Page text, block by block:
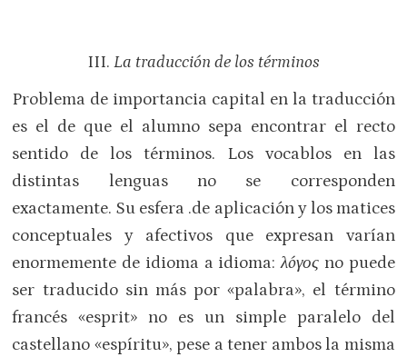
III. La traducción de los términos
Problema de importancia capital en la traducción
es el de que el alumno sepa encontrar el recto
sentido de los términos. Los vocablos en las
distintas lenguas no se corresponden
exactamente. Su esfera .de aplicación y los matices
conceptuales y afectivos que expresan varían
enormemente de idioma a idioma:λóγος no puede
ser traducido sin más por «palabra», el término
francés «esprit» no es un simple paralelo del
castellano «espíritu», pese a tener ambos la misma